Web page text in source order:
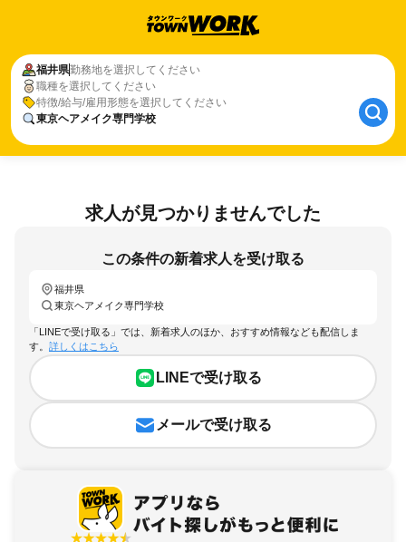
福井県勤務地を選択してください
職種を選択してください
特徴/給与/雇用形態を選択してください
東京ヘアメイク専門学校
求人が見つかりませんでした
この条件の新着求人を受け取る
福井県
東京ヘアメイク専門学校
「LINEで受け取る」では、新着求人のほか、おすすめ情報なども配信しま
す。 詳しくはこちら
LINEで受け取る
メールで受け取る